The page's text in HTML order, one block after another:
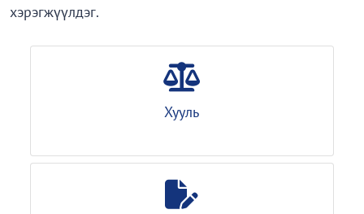
хэрэгжүүлдэг.
Хууль